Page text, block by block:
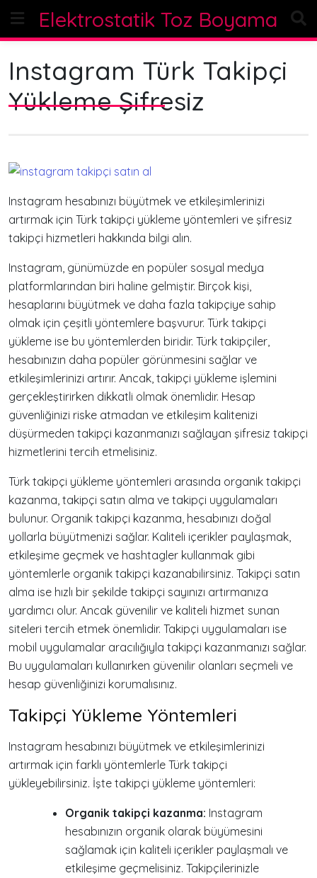
content
Elektrostatik Toz Boyama
Instagram Türk Takipçi
Yükleme Şifresiz
Instagram hesabınızı büyütmek ve etkileşimlerinizi
artırmak için Türk takipçi yükleme yöntemleri ve şifresiz
takipçi hizmetleri hakkında bilgi alın.
Instagram, günümüzde en popüler sosyal medya
platformlarından biri haline gelmiştir. Birçok kişi,
hesaplarını büyütmek ve daha fazla takipçiye sahip
olmak için çeşitli yöntemlere başvurur. Türk takipçi
yükleme ise bu yöntemlerden biridir. Türk takipçiler,
hesabınızın daha popüler görünmesini sağlar ve
etkileşimlerinizi artırır. Ancak, takipçi yükleme işlemini
gerçekleştirirken dikkatli olmak önemlidir. Hesap
güvenliğinizi riske atmadan ve etkileşim kalitenizi
düşürmeden takipçi kazanmanızı sağlayan şifresiz takipçi
hizmetlerini tercih etmelisiniz.
Türk takipçi yükleme yöntemleri arasında organik takipçi
kazanma, takipçi satın alma ve takipçi uygulamaları
bulunur. Organik takipçi kazanma, hesabınızı doğal
yollarla büyütmenizi sağlar. Kaliteli içerikler paylaşmak,
etkileşime geçmek ve hashtagler kullanmak gibi
yöntemlerle organik takipçi kazanabilirsiniz. Takipçi satın
alma ise hızlı bir şekilde takipçi sayınızı artırmanıza
yardımcı olur. Ancak güvenilir ve kaliteli hizmet sunan
siteleri tercih etmek önemlidir. Takipçi uygulamaları ise
mobil uygulamalar aracılığıyla takipçi kazanmanızı sağlar.
Bu uygulamaları kullanırken güvenilir olanları seçmeli ve
hesap güvenliğinizi korumalısınız.
Takipçi Yükleme Yöntemleri
Instagram hesabınızı büyütmek ve etkileşimlerinizi
artırmak için farklı yöntemlerle Türk takipçi
yükleyebilirsiniz. İşte takipçi yükleme yöntemleri:
Organik takipçi kazanma: Instagram
hesabınızın organik olarak büyümesini
sağlamak için kaliteli içerikler paylaşmalı ve
etkileşime geçmelisiniz. Takipçilerinizle